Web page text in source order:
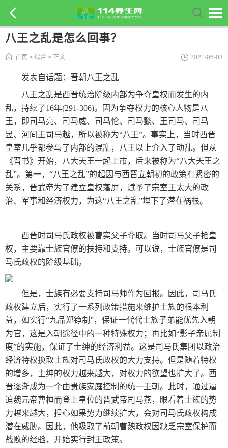
八王之乱是怎么回事？
首页 > 综合 > 正文 2021-06-03
发表自话题： 晋朝八王之乱
八王之乱是西晋统治阶级内部为争夺皇权而发生的内
乱，持续了16年(291-306)。因为争夺权力的核心人物是八
王，即司马亮、司马威、司马伦、司马懿、王司马、司马
昱、河间王司马越，所以被称为“八王”。事实上，当时西晋
皇室几乎都参与了内部的混乱，八王以上介入了动乱。但从
《晋书》开始，八大天王一起上市，后来被称为“八大天王之
乱”。第一，“八王之乱”的起因与西晋立朝初的政策有紧密的
关系，晋武帝为了建立皇权藩屏，赋予了宗室王太大的政
治、军事和经济权力，为这“八王之乱”埋下了潜在祸根。
西晋时司马氏政权被曹实父子夺取。当时司马父子抢皇
权，主要靠士族官僚的扶持和支持。可以说，士族官僚是司
马氏政权的阶级基础。
但是，士族有必要支持司马师作为回报。因此，司马氏
政权建立后，实行了一系列政策措施来维护士族的根本利
益，如实行“九品郑铮制”，保证一代代士族子弟能优先入朝
为官，这是入朝途径中的一种特殊权力；再比如“影子亲属制
度”的实施，保证了士绅的经济利益。这是司马氏集团以政治
经济特权换取士族对司马氏政权的大力支持。但是随着特权
的增多，士绅的权力越来越大，对权力的欲望也扩大了。西
晋逐渐成为一个由贵族家庭控制的统一王朝。此时，通过逼
迫魏元帝曹桓而登上皇位的晋武帝司马燕，眼看着士族的势
力越来越大，担心如果势力继续扩大，会对司马氏政权构成
潜在威胁。因此，他吸取了前朝曹魏政权因缺乏宗室保护而
战败的经验，开始实行封王政策。